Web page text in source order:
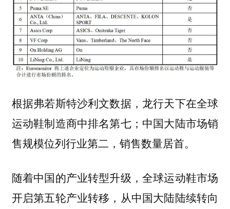
根据弗若斯特沙利文数据，龙行天下在全球
运动鞋制造商中排名第七；中国大陆市场销
售规模位列行业第二，销售数量居首。
随着中国的产业转型升级，全球运动鞋市场
开启第五轮产业转移，从中国大陆陆续转向